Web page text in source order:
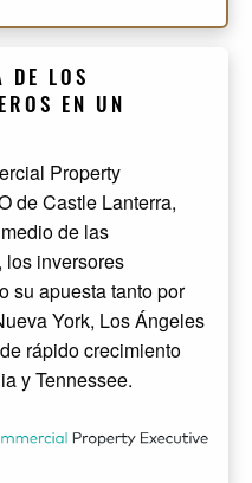
DE LOS
EN UN
Property
de Castle Lanterra,
de las
los inversores
su apuesta tanto por
York, Los Ángeles
rápido crecimiento
y Tennessee.